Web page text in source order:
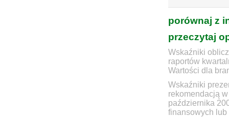
porównaj z
przeczytaj
Wskaźniki
raportów
Wartości dla
Wskaźniki
rekomendacją
października
finansowych lub